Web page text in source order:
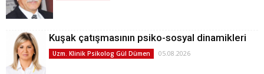
Kuşak çatışmasının psiko-sosyal dinamikleri
Uzm. Klinik Psikolog Gül Dümen 05.08.2026